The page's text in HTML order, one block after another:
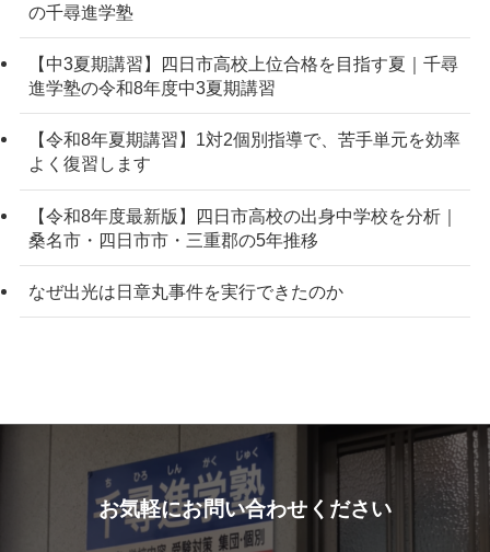
の千尋進学塾
【中3夏期講習】四日市高校上位合格を目指す夏｜千尋
進学塾の令和8年度中3夏期講習
【令和8年夏期講習】1対2個別指導で、苦手単元を効率
よく復習します
【令和8年度最新版】四日市高校の出身中学校を分析｜
桑名市・四日市市・三重郡の5年推移
なぜ出光は日章丸事件を実行できたのか
お気軽にお問い合わせください